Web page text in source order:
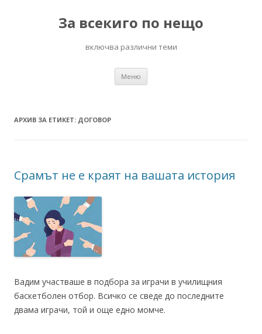
За всекиго по нещо
включва различни теми
Меню
АРХИВ ЗА ЕТИКЕТ: ДОГОВОР
Срамът не е краят на вашата история
Вадим участваше в подбора за играчи в училищния
баскетболен отбор. Всичко се сведе до последните
двама играчи, той и още едно момче.